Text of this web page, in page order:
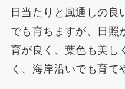
日当たりと風通しの良
でも育ちますが、日照
育が良く、葉色も美し
く、海岸沿いでも育て